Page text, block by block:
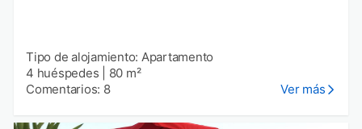
Tipo de alojamiento: Apartamento
4 huéspedes
80 m²
Comentarios: 8
Ver más